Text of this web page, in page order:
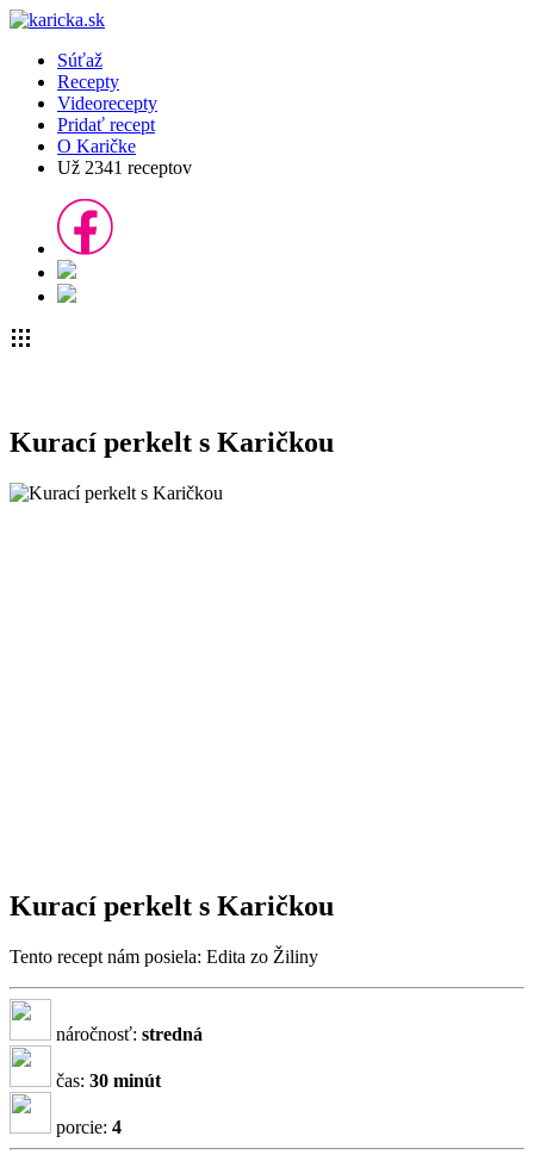
Súťaž
Recepty
Videorecepty
Pridať recept
O Karičke
Už 2341 receptov
Kurací perkelt s Karičkou
Kurací perkelt s Karičkou
Tento recept nám posiela: Edita zo Žiliny
náročnosť: stredná
čas: 30 minút
porcie: 4